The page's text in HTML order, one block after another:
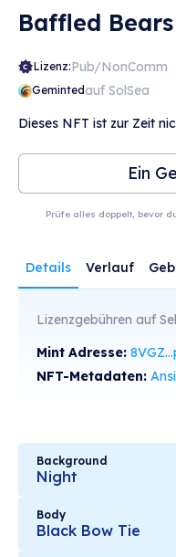
Baffled
Lizenz:Pub/NonComm
Gemintedauf SolSea
Dieses NFT ist zur Zeit
Ein
Prüfe alles doppelt, bevor
Details Verlauf
Lizenzgebühren auf
Mint Adresse:
NFT-Metadaten:
Background
Night
Body
Black Bow Tie